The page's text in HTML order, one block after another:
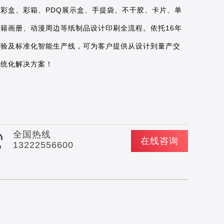
盒、彩箱、PDQ展示盒、手提袋、不干胶、卡片、单
画册、动漫周边等纸制品设计印刷全流程。依托16年
及标准化智能生产线，可为客户提供从设计到量产交
化解决方案！
在线咨询
全国热线
13222556600